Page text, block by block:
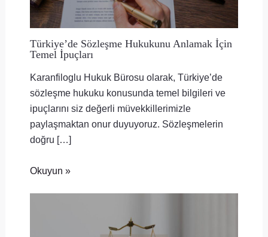
Türkiye’de Sözleşme Hukukunu Anlamak İçin
Temel İpuçları
Karanfiloglu Hukuk Bürosu olarak, Türkiye’de
sözleşme hukuku konusunda temel bilgileri ve
ipuçlarını siz değerli müvekkillerimizle
paylaşmaktan onur duyuyoruz. Sözleşmelerin
doğru […]
Okuyun »